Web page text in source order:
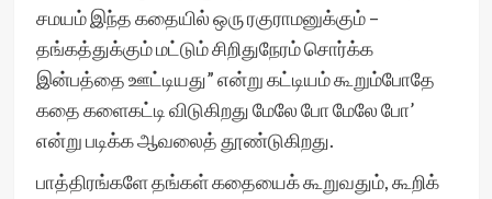
சமயம் இந்த கதையில் ஒரு ரகுராமனுக்கும் –
தங்கத்துக்கும் மட்டும் சிறிதுநேரம் சொர்க்க
இன்பத்தை ஊட்டியது” என்று கட்டியம் கூறும்போதே
கதை களைகட்டி விடுகிறது மேலே போ மேலே போ’
என்று படிக்க ஆவலைத் தூண்டுகிறது.
பாத்திரங்களே தங்கள் கதையைக் கூறுவதும், கூறிக்